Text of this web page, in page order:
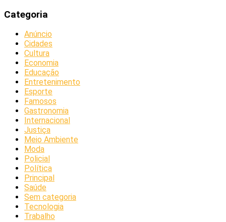
Categoria
Anúncio
Cidades
Cultura
Economia
Educação
Entretenimento
Esporte
Famosos
Gastronomia
Internacional
Justiça
Meio Ambiente
Moda
Policial
Política
Principal
Saúde
Sem categoria
Tecnologia
Trabalho